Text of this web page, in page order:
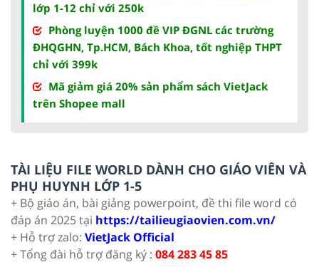
lớp 1-12 chỉ với 250k
Phòng luyện 1000 đề VIP ĐGNL các trường
ĐHQGHN, Tp.HCM, Bách Khoa, tốt nghiệp THPT
chỉ với 399k
Mã giảm giá 20% sản phẩm sách VietJack
trên Shopee mall
TÀI LIỆU FILE WORLD DÀNH CHO GIÁO VIÊN VÀ
PHỤ HUYNH LỚP 1-5
+ Bộ giáo án, bài giảng powerpoint, đề thi file word có
đáp án 2025 tại https://tailieugiaovien.com.vn/
+ Hỗ trợ zalo: VietJack Official
+ Tổng đài hỗ trợ đăng ký : 084 283 45 85